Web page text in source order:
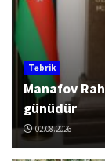
Təbrik
Manafov
günüdür
02.08.2026